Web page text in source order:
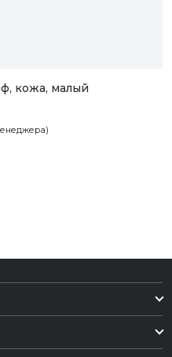
кожа, малый